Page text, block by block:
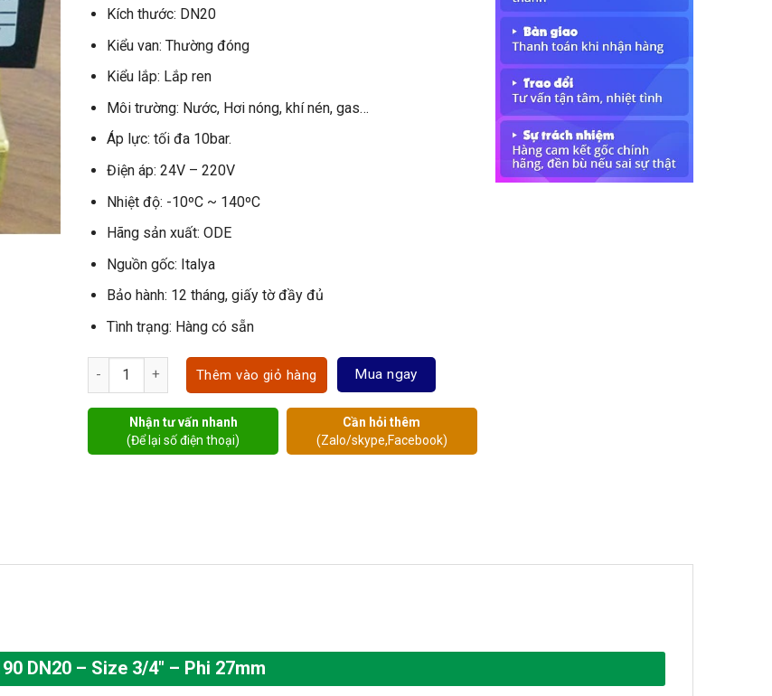
Kích thước: DN20
Kiểu van: Thường đóng
Kiểu lắp: Lắp ren
Môi trường: Nước, Hơi nóng, khí nén, gas…
Áp lực: tối đa 10bar.
Điện áp: 24V – 220V
Nhiệt độ: -10ºC ~ 140ºC
Hãng sản xuất: ODE
Nguồn gốc: Italya
Bảo hành: 12 tháng, giấy tờ đầy đủ
Tình trạng: Hàng có sẵn
Van điện từ ODE 21W3KV190 số lượng
Thêm vào giỏ hàng Mua ngay
Nhận tư vấn nhanh
(Để lại số điện thoại)
Cần hỏi thêm
(Zalo/skype,Facebook)
DN20 – Size 3/4″ – Phi 27mm